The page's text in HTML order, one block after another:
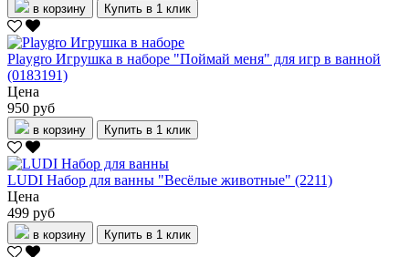
в корзину Купить в 1 клик
Playgro Игрушка в наборе "Поймай меня" для игр в ванной
(0183191)
Цена
950 руб
в корзину Купить в 1 клик
LUDI Набор для ванны "Весёлые животные" (2211)
Цена
499 руб
в корзину Купить в 1 клик